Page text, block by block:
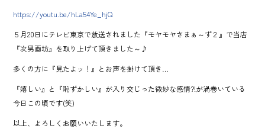
https://youtu.be/hLa54Ye_hjQ
５月20日にテレビ東京で放送されました『モヤモヤさまぁ～ず２』で当店
『次男画坊』を取り上げて頂きました～♪
多くの方に『見たよッ！』とお声を掛けて頂き…
『嬉しい』と『恥ずかしい』が入り交じった微妙な感情?!が渦巻いている
今日この頃です(笑)
以上、よろしくお願いいたします。